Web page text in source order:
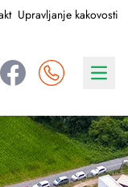
Upravljanje kakovosti